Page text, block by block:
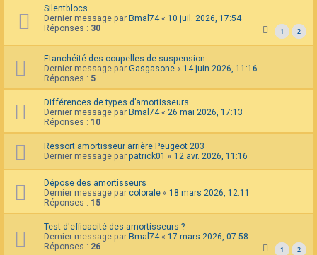
Silentblocs
Dernier message par Bmal74« 10 juil. 2026, 17:54
Réponses : 30 1 2
Etanchéité des coupelles de suspension
Dernier message par Gasgasone « 14 juin 2026, 11:16
Réponses : 5
Différences de types d’amortisseurs
Dernier message par Bmal74« 26 mai 2026, 17:13
Réponses : 10
Ressort amortisseur arrière Peugeot 203
Dernier message par patrick01 « 12 avr. 2026, 11:16
Dépose des amortisseurs
Dernier message par colorale « 18 mars 2026, 12:11
Réponses : 15
Test d'efficacité des amortisseurs ?
Dernier message par Bmal74« 17 mars 2026, 07:58
Réponses : 26 1 2